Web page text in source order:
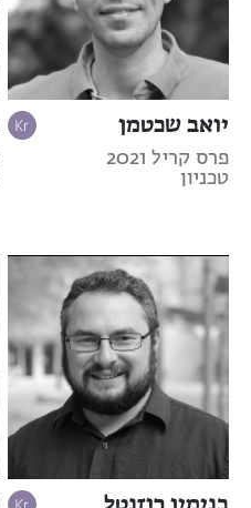
יואב שכטמן
פרס קריל 2021
טכניון
בנימין רוזנטל